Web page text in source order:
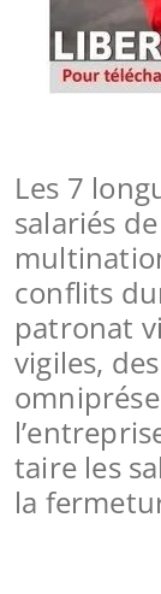
Les 7
salariés
conflits
patronat
vigiles,
taire les
la